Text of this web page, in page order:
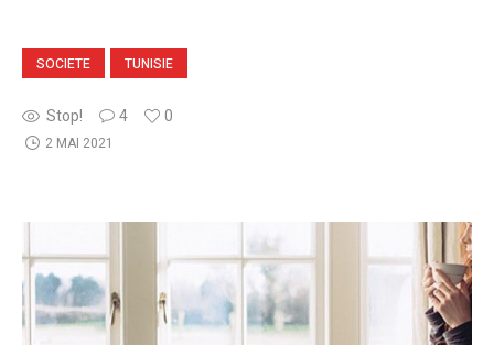
SOCIETE TUNISIE
Stop! 4 0
2 MAI 2021